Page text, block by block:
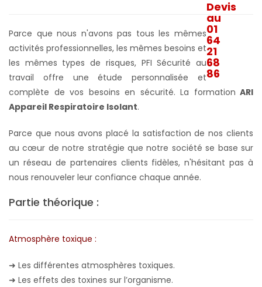
Parce que nous n'avons pas tous les mêmes
activités professionnelles, les mêmes besoins et
les mêmes types de risques, PFI Sécurité au
travail offre une étude personnalisée et
complète de vos besoins en sécurité. La formation ARI
Appareil Respiratoire Isolant.
Parce que nous avons placé la satisfaction de nos clients
au cœur de notre stratégie que notre société se base sur
un réseau de partenaires clients fidèles, n'hésitant pas à
nous renouveler leur confiance chaque année.
Partie théorique :
Atmosphère toxique :
➜ Les différentes atmosphères toxiques.
➜ Les effets des toxines sur l’organisme.